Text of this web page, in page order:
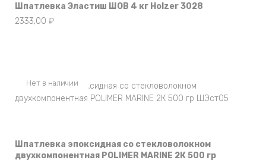
Шпатлевка Эластиш ШОВ 4 кг Holzer 3028
2333,00 ₽
Нет в наличии
Шпатлевка эпоксидная со стекловолокном
двухкомпонентная POLIMER MARINE 2К 500 гр